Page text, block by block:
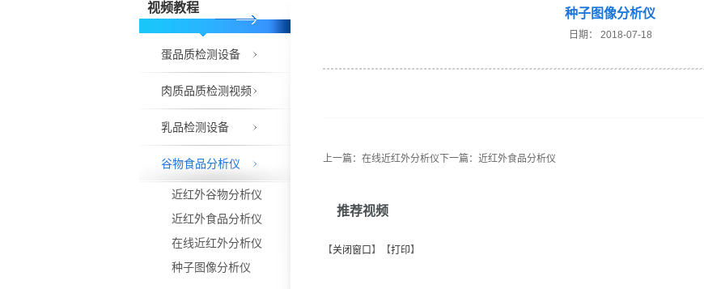
视频教程
蛋品质检测设备
肉质品质检测视频
乳品检测设备
谷物食品分析仪
近红外谷物分析仪
近红外食品分析仪
在线近红外分析仪
种子图像分析仪
种子图像分析仪
日期： 2018-07-18
上一篇： 在线近红外分析仪 下一篇： 近红外食品分析仪
推荐视频
【关闭窗口 】【打印】